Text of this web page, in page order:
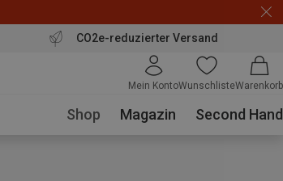
CO2e-reduzierter Versand
Mein KontoWunschlisteWarenkorb
Shop Magazin Second Hand